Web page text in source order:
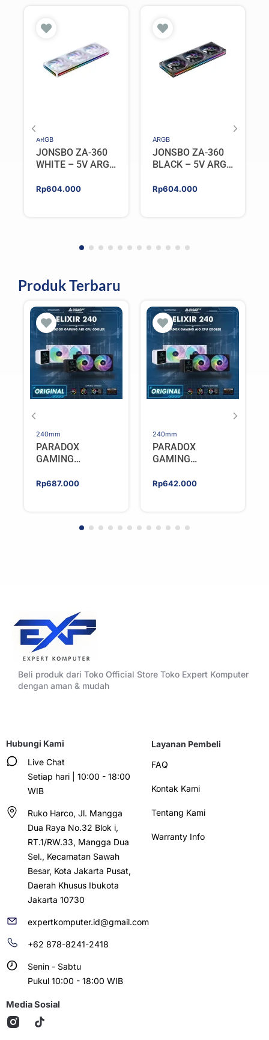
ARGB
JONSBO ZA-360
WHITE – 5V ARGB
Rp604.000
ARGB
JONSBO ZA-360
BLACK – 5V ARGB
Rp604.000
Produk Terbaru
240mm
PARADOX
GAMING
ELIXIR 240 – AIO
Rp687.000
240mm
PARADOX
GAMING
ELIXIR 240 – AIO
Rp642.000
Beli produk dari Toko Official Store Toko Expert Komputer
dengan aman & mudah
Hubungi Kami
Live Chat
Setiap hari | 10:00 - 18:00
WIB
Ruko Harco, Jl. Mangga
Dua Raya No.32 Blok i,
RT.1/RW.33, Mangga Dua
Sel., Kecamatan Sawah
Besar, Kota Jakarta Pusat,
Daerah Khusus Ibukota
Jakarta 10730
expertkomputer.id@gmail.com
+62 878-8241-2418
Senin - Sabtu
Pukul 10:00 - 18:00 WIB
Layanan Pembeli
FAQ
Kontak Kami
Tentang Kami
Warranty Info
Media Sosial